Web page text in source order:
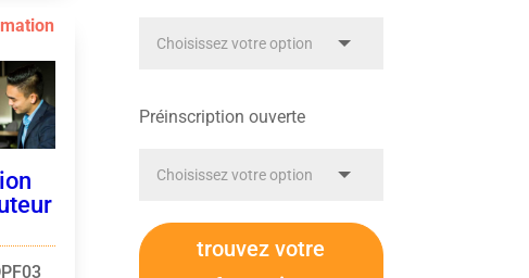
Préinscription ouverte
trouvez votre